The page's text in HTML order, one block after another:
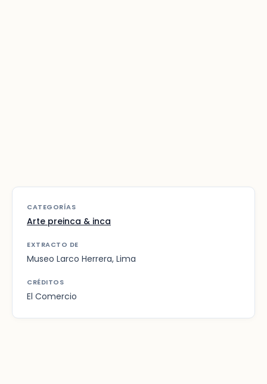
CATEGORÍAS
Arte preinca & inca
EXTRACTO DE
Museo Larco Herrera, Lima
CRÉDITOS
El Comercio